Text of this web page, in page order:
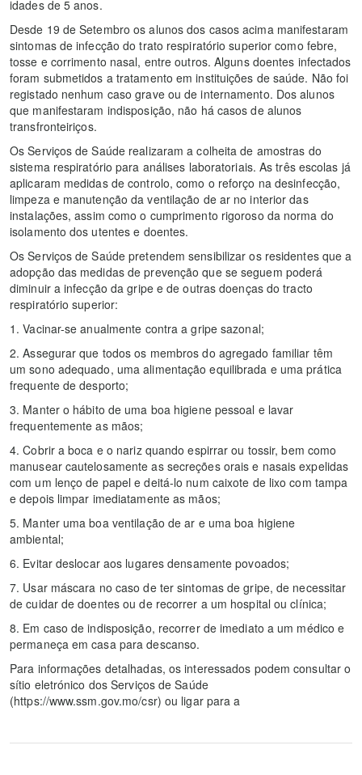
idades de 5 anos.
Desde 19 de Setembro os alunos dos casos acima manifestaram
sintomas de infecção do trato respiratório superior como febre,
tosse e corrimento nasal, entre outros. Alguns doentes infectados
foram submetidos a tratamento em instituições de saúde. Não foi
registado nenhum caso grave ou de internamento. Dos alunos
que manifestaram indisposição, não há casos de alunos
transfronteiriços.
Os Serviços de Saúde realizaram a colheita de amostras do
sistema respiratório para análises laboratoriais. As três escolas já
aplicaram medidas de controlo, como o reforço na desinfecção,
limpeza e manutenção da ventilação de ar no interior das
instalações, assim como o cumprimento rigoroso da norma do
isolamento dos utentes e doentes.
Os Serviços de Saúde pretendem sensibilizar os residentes que a
adopção das medidas de prevenção que se seguem poderá
diminuir a infecção da gripe e de outras doenças do tracto
respiratório superior:
1. Vacinar-se anualmente contra a gripe sazonal;
2. Assegurar que todos os membros do agregado familiar têm
um sono adequado, uma alimentação equilibrada e uma prática
frequente de desporto;
3. Manter o hábito de uma boa higiene pessoal e lavar
frequentemente as mãos;
4. Cobrir a boca e o nariz quando espirrar ou tossir, bem como
manusear cautelosamente as secreções orais e nasais expelidas
com um lenço de papel e deitá-lo num caixote de lixo com tampa
e depois limpar imediatamente as mãos;
5. Manter uma boa ventilação de ar e uma boa higiene
ambiental;
6. Evitar deslocar aos lugares densamente povoados;
7. Usar máscara no caso de ter sintomas de gripe, de necessitar
de cuidar de doentes ou de recorrer a um hospital ou clínica;
8. Em caso de indisposição, recorrer de imediato a um médico e
permaneça em casa para descanso.
Para informações detalhadas, os interessados podem consultar o
sítio eletrónico dos Serviços de Saúde
(https://www.ssm.gov.mo/csr) ou ligar para a